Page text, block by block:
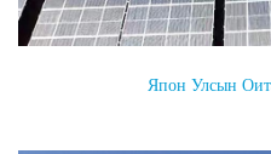
Япон Улсын